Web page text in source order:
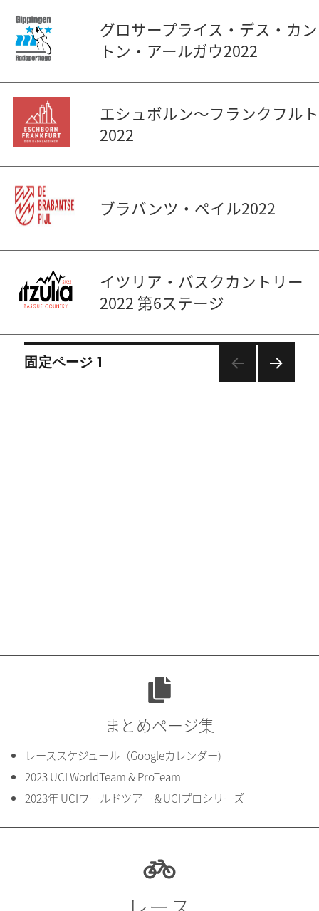
グロサープライス・デス・カン
トン・アールガウ2022
エシュボルン〜フランクフルト
2022
ブラバンツ・ペイル2022
イツリア・バスクカントリー
2022 第6ステージ
投
稿
固定ページ 1
まとめページ集
レーススケジュール（Googleカレンダー)
2023 UCI WorldTeam & ProTeam
2023年 UCIワールドツアー＆UCIプロシリーズ